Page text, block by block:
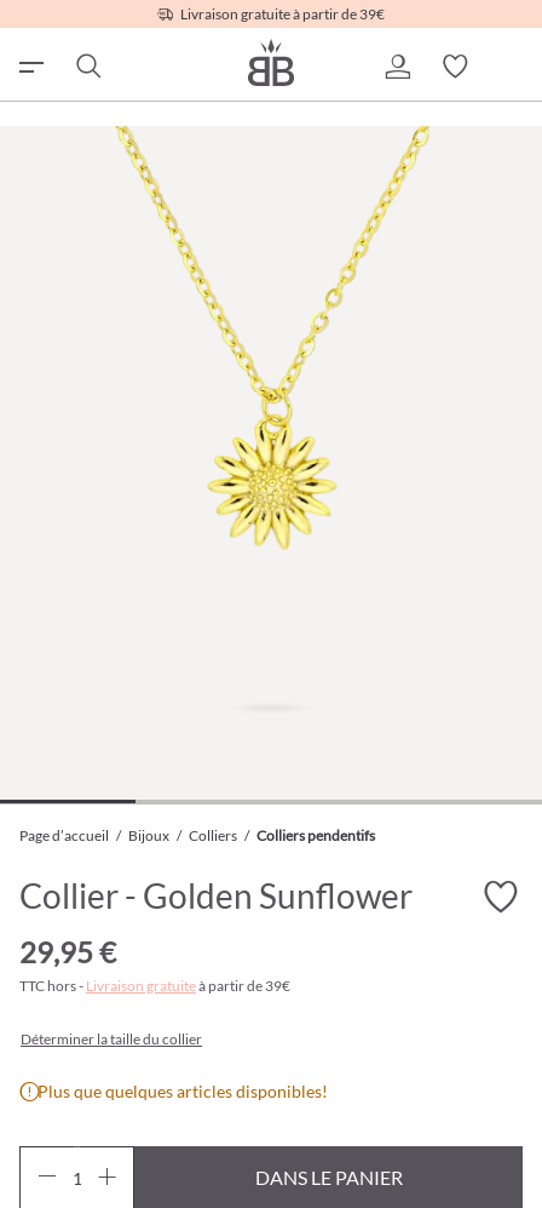
Livraison gratuite à partir de 39€
Page d’accueil / Bijoux / Colliers / Colliers pendentifs
Collier - Golden Sunflower
29,95 €
TTC hors - Livraison gratuiteà partir de 39€
Déterminer la taille du collier
Plus que quelques articles disponibles!
DANS LE PANIER